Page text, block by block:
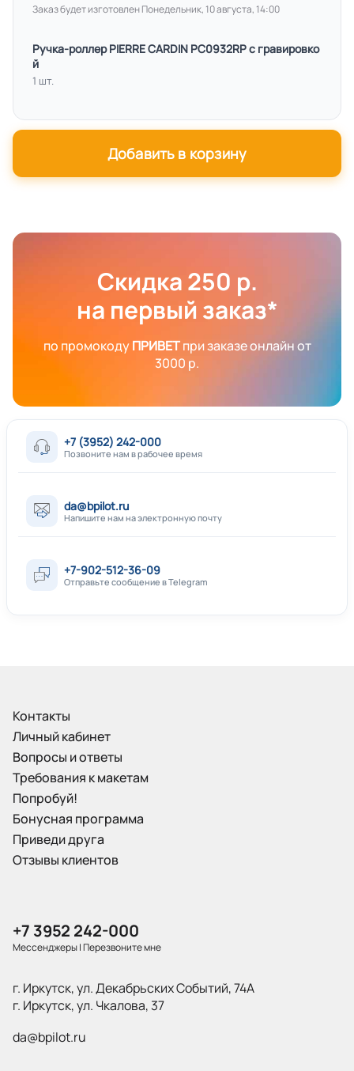
Заказ будет изготовлен Понедельник, 10 августа, 14:00
Ручка-роллер PIERRE CARDIN PC0932RP с гравировко
й
1 шт.
Добавить в корзину
Скидка 250 р.
на первый заказ*
по промокодуПРИВЕТпри заказе онлайн от
3000 р.
+7 (3952) 242-000
Позвоните нам в рабочее время
da@bpilot.ru
Напишите нам на электронную почту
+7-902-512-36-09
Отправьте сообщение в Telegram
Контакты
Личный кабинет
Вопросы и ответы
Требования к макетам
Попробуй!
Бонусная программа
Приведи друга
Отзывы клиентов
+7 3952 242-000
Мессенджеры|Перезвоните мне
г. Иркутск, ул. Декабрьских Событий, 74А
г. Иркутск, ул. Чкалова, 37
da@bpilot.ru